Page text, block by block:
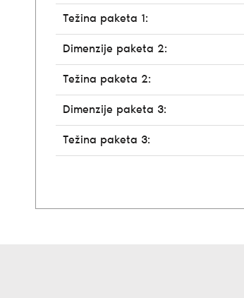
Težina paketa 1:
Dimenzije paketa 2:
Težina paketa 2:
Dimenzije paketa 3:
Težina paketa 3: